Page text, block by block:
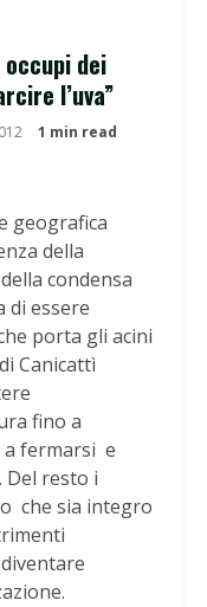
dei
l’uva”
1 min read
geografica
della
condensa
di essere
porta gli acini
Canicattì
fino a
a fermarsi e
Del resto i
che sia integro